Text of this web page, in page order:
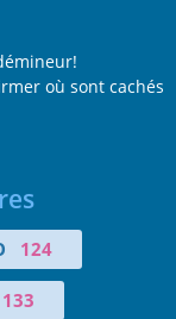
où sont cachés
124
133